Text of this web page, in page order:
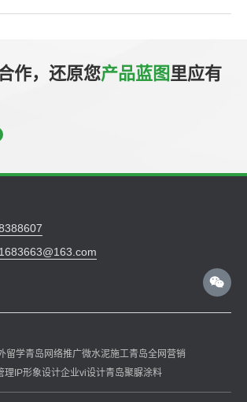
作，还原您产品蓝图里应有
留学青岛网络推广微水泥施工青岛全网营销
理 IP形象设计企业vi设计青岛聚脲涂料